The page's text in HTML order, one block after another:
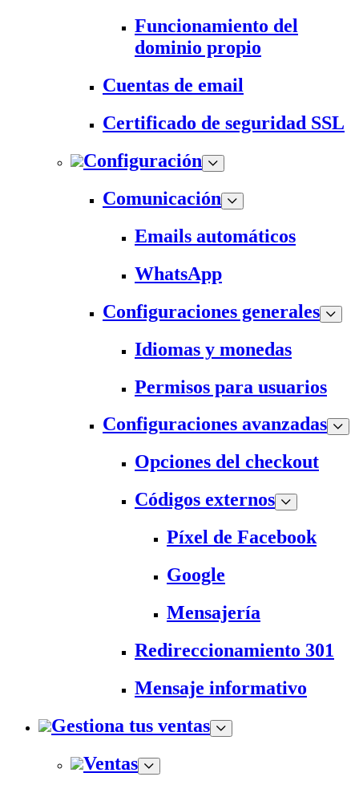
Funcionamiento del
dominio propio
Cuentas de email
Certificado de seguridad SSL
Configuración
Comunicación
Emails automáticos
WhatsApp
Configuraciones generales
Idiomas y monedas
Permisos para usuarios
Configuraciones avanzadas
Opciones del checkout
Códigos externos
Píxel de Facebook
Google
Mensajería
Redireccionamiento 301
Mensaje informativo
Gestiona tus ventas
Ventas